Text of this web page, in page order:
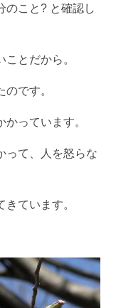
のこと? と確認し
とだから。
です。
っています。
って、人を怒らな
ています。